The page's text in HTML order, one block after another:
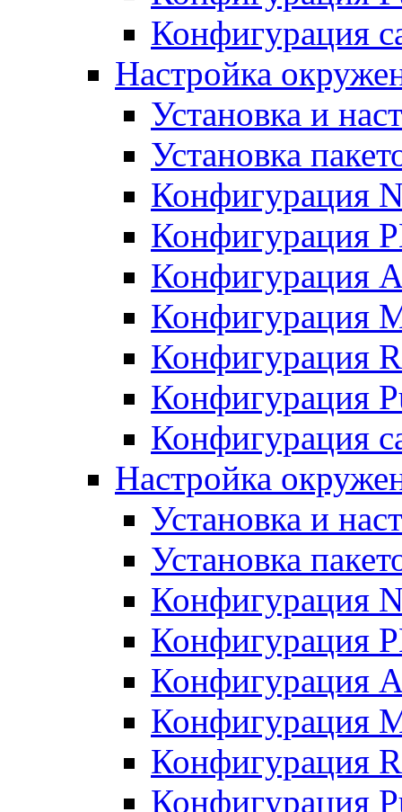
Конфигурация
Настройка
Установка и
Установка
Конфигурация
Конфигурация
Конфигурация
Конфигурация
Конфигурация
Конфигурация
Конфигурация
Настройка
Установка и
Установка
Конфигурация
Конфигурация
Конфигурация
Конфигурация
Конфигурация
Конфигурация